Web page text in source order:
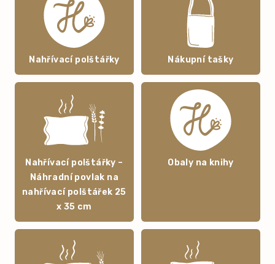
Nahřívací polštářky Nákupní tašky
Nahřívací polštářky –
Náhradní povlak na
nahřívací polštářek 25
x 35 cm
Obaly na knihy